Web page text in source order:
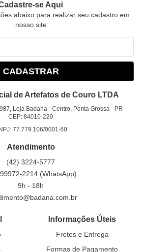
se Aqui
abaixo para realizar seu cadastro em
nosso site
CADASTRAR
de Artefatos de Couro LTDA
Loja Badana- Centro, Ponta Grossa- PR
CEP: 84010-220
77.779.106/0001-60
Atendimento
(42) 3224-5777
99972-2214 (WhatsApp)
9h - 18h
Informações Úteis
Fretes e Entrega
Formas de Pagamento